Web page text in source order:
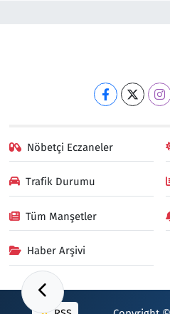
Nöbetçi Eczaneler
Trafik Durumu
Tüm Manşetler
Haber Arşivi